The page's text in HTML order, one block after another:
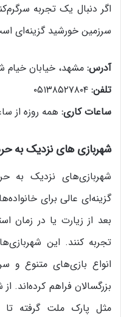
اگر دنبال یک تجربه
سرزمین خورشید گزینه‌ای
آدرس: مشهد، خیابان خیام
تلفن:
ساعات کاری: همه روزه از ساعت ۱۰ صبح
شهربازی های نزدیک به
شهربازی‌های نزدیک به
گزینه‌ای عالی برای
بعد از زیارت یا در زمان
تجربه کنند. این
انواع بازی‌های متنوع و
بزرگسالان فراهم
مثل پارک ملت گرفته